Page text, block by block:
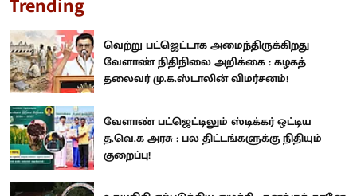
வெற்று பட்ஜெட்டாக அமைந்திருக்கிறது
வேளாண் நிதிநிலை அறிக்கை : கழகத்
தலைவர் மு.க.ஸ்டாலின் விமர்சனம்!
வேளாண் பட்ஜெட்டிலும் ஸ்டிக்கர் ஒட்டிய
த.வெ.க அரசு : பல திட்டங்களுக்கு நிதியும்
குறைப்பு!